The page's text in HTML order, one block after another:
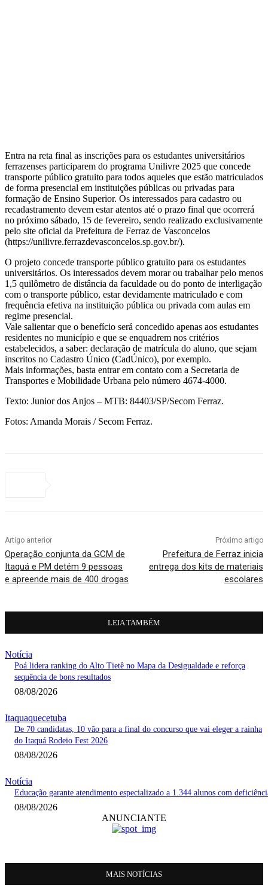
Entra na reta final as inscrições para os estudantes universitários
ferrazenses participarem do programa Unilivre 2025 que concede
transporte público gratuito para todos aqueles que estão matriculados
de forma presencial em instituições públicas ou privadas para
formação de Ensino Superior. Os interessados para cadastro ou
recadastramento devem estar atentos até o prazo final que ocorrerá
no próximo sábado, 15 de fevereiro, sendo realizado exclusivamente
pelo site oficial da Prefeitura de Ferraz de Vasconcelos
(https://unilivre.ferrazdevasconcelos.sp.gov.br/).
O projeto concede transporte público gratuito para os estudantes
universitários. Os interessados devem morar ou trabalhar pelo menos
1,5 quilômetro de distância da faculdade ou do ponto de interligação
com o transporte público, estar devidamente matriculado e com
frequência efetiva na instituição pública ou privada com aulas em
regime presencial.
Vale salientar que o benefício será concedido apenas aos estudantes
residentes no município e que se enquadrem nos critérios
estabelecidos, a saber: declaração de matrícula do aluno, que sejam
inscritos no Cadastro Único (CadÚnico), por exemplo.
Mais informações, basta entrar em contato com a Secretaria de
Transportes e Mobilidade Urbana pelo número 4674-4000.
Texto: Junior dos Anjos – MTB: 84403/SP/Secom Ferraz.
Fotos: Amanda Morais / Secom Ferraz.
Artigo anterior
Operação conjunta da GCM de
Itaquá e PM detém 9 pessoas
e apreende mais de 400 drogas
Próximo artigo
Prefeitura de Ferraz inicia
entrega dos kits de materiais
escolares
LEIA TAMBÉM
Notícia
Poá lidera ranking do Alto Tietê no Mapa da Desigualdade e reforça
sequência de bons resultados
08/08/2026
Itaquaquecetuba
De 70 candidatas, 10 vão para a final do concurso que vai eleger a rainha
do Itaquá Rodeio Fest 2026
08/08/2026
Notícia
Educação garante atendimento especializado a 1.344 alunos com
08/08/2026
ANUNCIANTE
MAIS NOTÍCIAS